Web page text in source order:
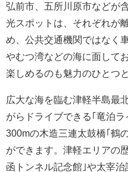
弘前市、五所川原市などが
光スポットは、それぞれが
め、公共交通機関ではなく
やむつ湾などの海に面して
楽しめるのも魅力のひとつ
広大な海を臨む津軽半島最
がらドライブできる｢竜泊
300mの木造三連太鼓橋｢鶴
ができます。津軽エリアの
函トンネル記念館｣や太宰治